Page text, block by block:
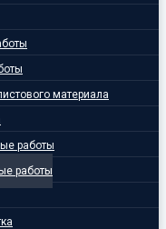
материала
работы
работы